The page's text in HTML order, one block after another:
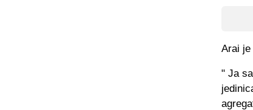
Arai je
" Ja